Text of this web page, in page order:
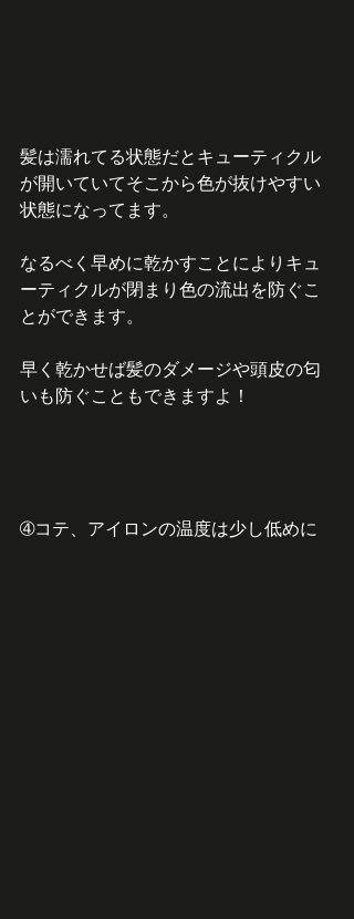
髪は濡れてる状態だとキューティクル
が開いていてそこから色が抜けやすい
状態になってます。
なるべく早めに乾かすことによりキュ
ーティクルが閉まり色の流出を防ぐこ
とができます。
早く乾かせば髪のダメージや頭皮の匂
いも防ぐこともできますよ！
➃コテ、アイロンの温度は少し低めに